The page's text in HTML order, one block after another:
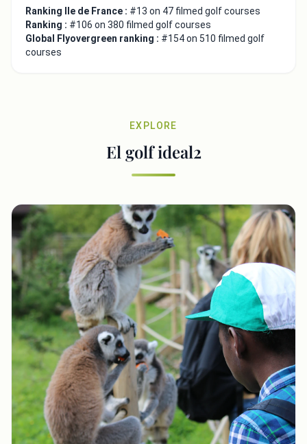
Ranking Ile de France : #13 on 47 filmed golf courses
Ranking : #106 on 380 filmed golf courses
Global Flyovergreen ranking : #154 on 510 filmed golf
courses
EXPLORE
El golf ideal2